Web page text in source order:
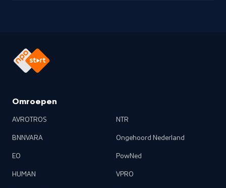
Omroepen
AVROTROS
BNNVARA
EO
HUMAN
NTR
Ongehoord Nederland
PowNed
VPRO